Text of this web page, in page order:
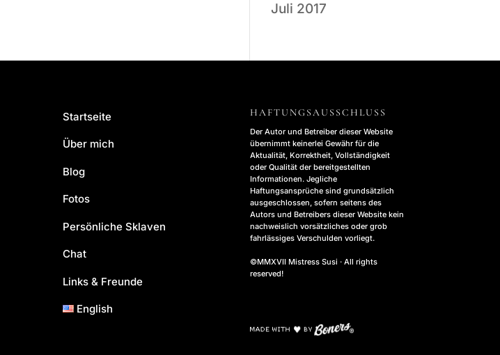
Juli 2017
Startseite
Über mich
Blog
Fotos
Persönliche Sklaven
Chat
Links & Freunde
English
HAFTUNGSAUSSCHLUSS
Der Autor und Betreiber dieser Website
übernimmt keinerlei Gewähr für die
Aktualität, Korrektheit, Vollständigkeit
oder Qualität der bereitgestellten
Informationen. Jegliche
Haftungsansprüche sind grundsätzlich
ausgeschlossen, sofern seitens des
Autors und Betreibers dieser Website kein
nachweislich vorsätzliches oder grob
fahrlässiges Verschulden vorliegt.
©MMXVII Mistress Susi · All rights
reserved!